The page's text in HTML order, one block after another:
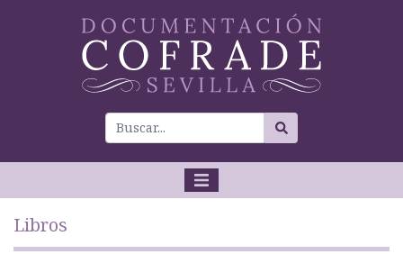
Libros